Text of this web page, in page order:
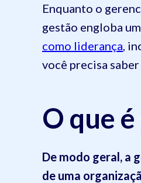
Enquanto o
gestão engloba
como liderança,
você precisa
O que
De modo geral, a
de uma